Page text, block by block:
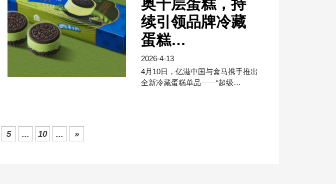
奥千层蛋糕，持
续引领品牌冷藏
蛋糕…
2026-4-13
4月10日，亿滋中国与盒马携手推出
全新冷藏蛋糕单品——“超级…
5 ... 10 ... »